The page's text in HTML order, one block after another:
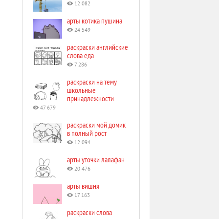
12 082
арты котика пушина
24 549
раскраски английские
слова еда
7 286
раскраски на тему
школьные
принадлежности
47 679
раскраски мой домик
в полный рост
12 094
арты уточки лалафан
20 476
арты вишня
17 163
раскраски слова